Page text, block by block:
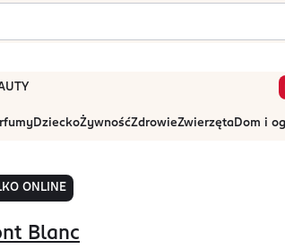
DzieckoŻywnośćZdrowieZwierzętaDom i
ONLINE
Blanc